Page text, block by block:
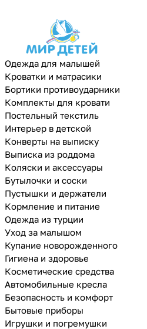
Одежда для малышей
Кроватки и матрасики
Бортики противоударники
Комплекты для кровати
Постельный текстиль
Интерьер в детской
Конверты на выписку
Выписка из роддома
Коляски и аксессуары
Бутылочки и соски
Пустышки и держатели
Кормление и питание
Одежда из турции
Уход за малышом
Купание новорожденного
Гигиена и здоровье
Косметические средства
Автомобильные кресла
Безопасность и комфорт
Бытовые приборы
Игрушки и погремушки